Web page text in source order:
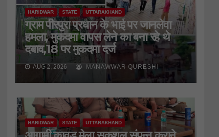
HARIDWAR STATE UTTARAKHAND
ग्राम पीरपुरा प्रधान के भाई पर जानलेवा
हमला, मुकदमा वापस लेने का बना रहे थे
दबाव,18 पर मुकदमा दर्ज
AUG 2, 2026 MANAWWAR QURESHI
HARIDWAR STATE UTTARAKHAND